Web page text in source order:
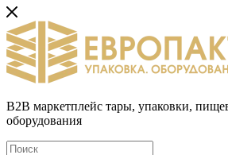
B2B маркетплейс тары, упаковки,
оборудования